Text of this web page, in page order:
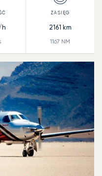
h 2161 km
1167 NM